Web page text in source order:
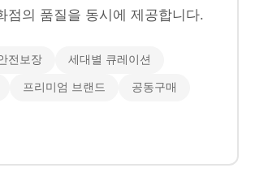
점의 품질을 동시에 제공합니다.
전보장 세대별 큐레이션
프리미엄 브랜드 공동구매